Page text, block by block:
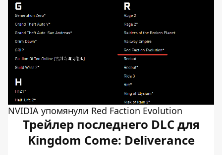
NVIDIA упомянули Red Faction Evolution
Трейлер последнего DLC для
Kingdom Come: Deliverance